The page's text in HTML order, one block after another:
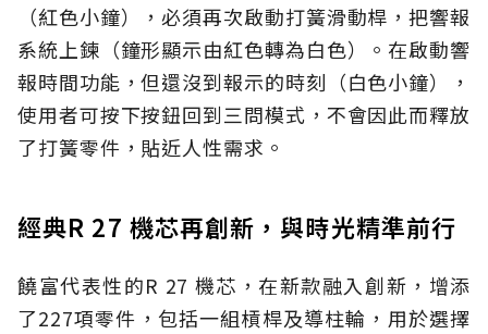
（紅色小鐘），必須再次啟動打簧滑動桿，把響報
系統上鍊（鐘形顯示由紅色轉為白色）。在啟動響
報時間功能，但還沒到報示的時刻（白色小鐘），
使用者可按下按鈕回到三問模式，不會因此而釋放
了打簧零件，貼近人性需求。
經典R 27 機芯再創新，與時光精準前行
饒富代表性的R 27 機芯，在新款融入創新，增添
了227項零件，包括一組槓桿及導柱輪，用於選擇